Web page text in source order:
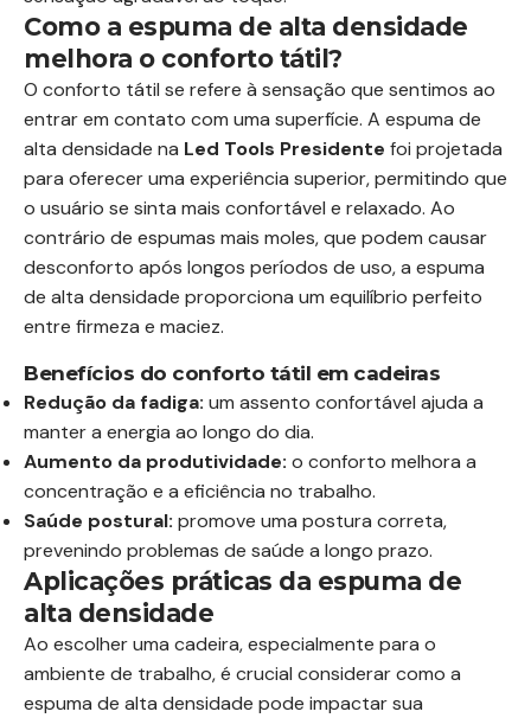
Como a espuma de alta densidade
melhora o conforto tátil?
O conforto tátil se refere à sensação que sentimos ao
entrar em contato com uma superfície. A espuma de
alta densidade na Led Tools Presidente foi projetada
para oferecer uma experiência superior, permitindo que
o usuário se sinta mais confortável e relaxado. Ao
contrário de espumas mais moles, que podem causar
desconforto após longos períodos de uso, a espuma
de alta densidade proporciona um equilíbrio perfeito
entre firmeza e maciez.
Benefícios do conforto tátil em cadeiras
Redução da fadiga: um assento confortável ajuda a
manter a energia ao longo do dia.
Aumento da produtividade: o conforto melhora a
concentração e a eficiência no trabalho.
Saúde postural: promove uma postura correta,
prevenindo problemas de saúde a longo prazo.
Aplicações práticas da espuma de
alta densidade
Ao escolher uma cadeira, especialmente para o
ambiente de trabalho, é crucial considerar como a
espuma de alta densidade pode impactar sua